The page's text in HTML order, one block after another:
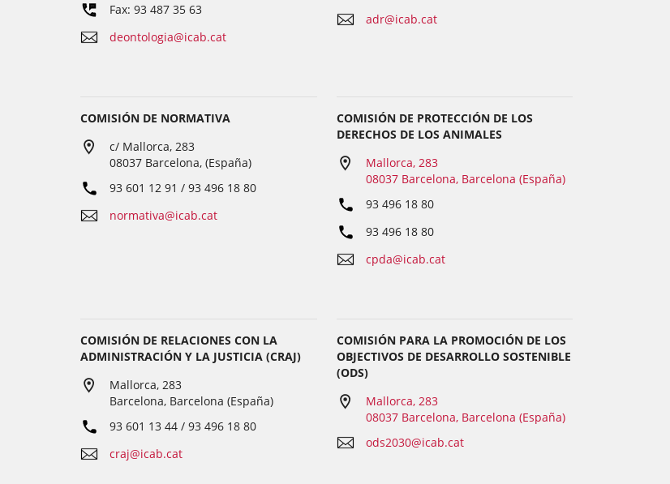
Fax: 93 487 35 63
deontologia@icab.cat
adr@icab.cat
COMISIÓN DE NORMATIVA
c/ Mallorca, 283
08037 Barcelona, (España)
93 601 12 91 / 93 496 18 80
normativa@icab.cat
COMISIÓN DE PROTECCIÓN DE LOS
DERECHOS DE LOS ANIMALES
Mallorca, 283
08037 Barcelona, Barcelona (España)
93 496 18 80
93 496 18 80
cpda@icab.cat
COMISIÓN DE RELACIONES CON LA
ADMINISTRACIÓN Y LA JUSTICIA (CRAJ)
Mallorca, 283
Barcelona, Barcelona (España)
93 601 13 44 / 93 496 18 80
craj@icab.cat
COMISIÓN PARA LA PROMOCIÓN DE LOS
OBJECTIVOS DE DESARROLLO SOSTENIBLE
(ODS)
Mallorca, 283
08037 Barcelona, Barcelona (España)
ods2030@icab.cat